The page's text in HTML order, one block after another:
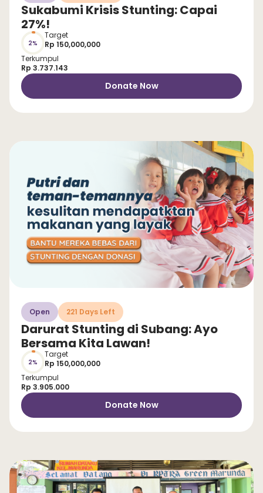
Sukabumi Krisis Stunting: Capai
27%!
2%
Target
Rp 150,000,000
Terkumpul
Rp 3.737.143
Donate Now
Open 221 Days Left
Darurat Stunting di Subang: Ayo
Bersama Kita Lawan!
2%
Target
Rp 150,000,000
Terkumpul
Rp 3.905.000
Donate Now